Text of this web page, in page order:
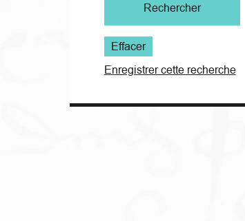
Rechercher
Effacer
Enregistrer cette recherche